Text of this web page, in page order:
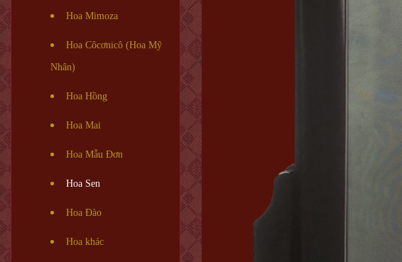
Hoa Mimoza
Hoa Côcơnicô (Hoa Mỹ
Nhân)
Hoa Hồng
Hoa Mai
Hoa Mẫu Đơn
Hoa Sen
Hoa Đào
Hoa khác